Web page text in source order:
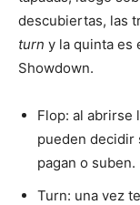
descubiertas, las
turn y la quinta es
Showdown.
Flop: al abrirse
pueden decidir
pagan o suben.
Turn: una vez